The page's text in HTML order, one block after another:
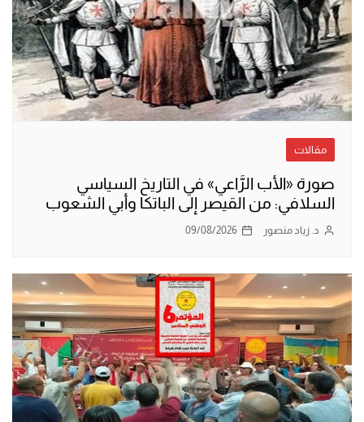
مقالات
صورة «الأب الرَّاعي» في التاريخ السياسي
السلافي: من القيصر إلى الباتكا وأبي الشعوب
د. زياد منصور 09/08/2026